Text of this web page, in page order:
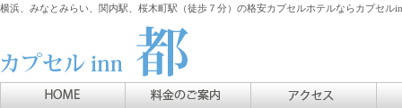
横浜、みなとみらい、関内駅、桜木町駅（徒歩７分）の格安カプセルホテルならカプセル